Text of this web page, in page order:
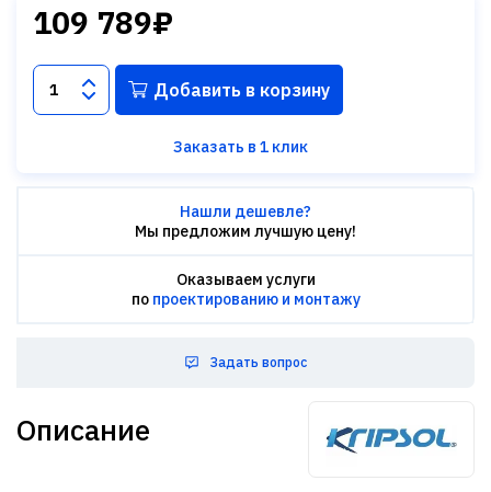
109 789₽
Добавить в корзину
Заказать в 1 клик
Нашли дешевле?
Мы предложим лучшую цену!
Оказываем услуги
по проектированию и монтажу
Задать вопрос
Описание